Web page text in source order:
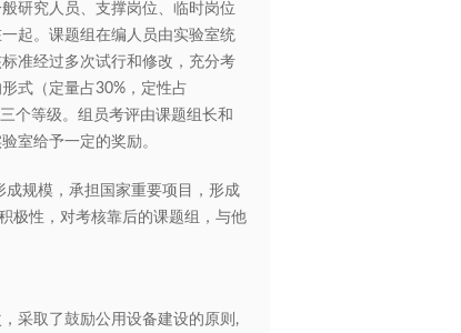
研究人员、支撑岗位、临时岗位
起。课题组在编人员由实验室统
准经过多次试行和修改，充分考
式（定量占30%，定性占
个等级。组员考评由课题组长和
室给予一定的奖励。
规模，承担国家重要项目，形成
极性，对考核靠后的课题组，与他
采取了鼓励公用设备建设的原则,